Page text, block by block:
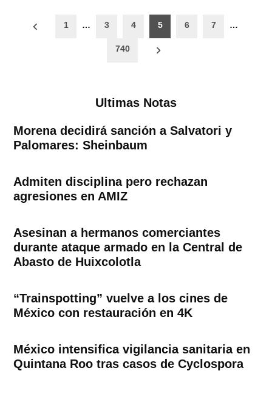
Paginación
1 … 3 4 5 6 7 …
740
Ultimas Notas
Morena decidirá sanción a Salvatori y
Palomares: Sheinbaum
Admiten disciplina pero rechazan
agresiones en AMIZ
Asesinan a hermanos comerciantes
durante ataque armado en la Central de
Abasto de Huixcolotla
“Trainspotting” vuelve a los cines de
México con restauración en 4K
México intensifica vigilancia sanitaria en
Quintana Roo tras casos de Cyclospora